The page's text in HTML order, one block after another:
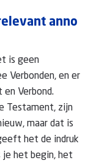
anno
is geen
Verbonden, en er
Verbond.
Testament, zijn
maar dat is
het de indruk
je het begin, het